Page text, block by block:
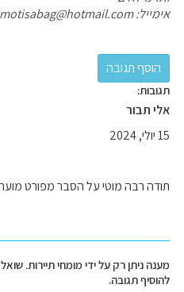
אימייל:motisabag@hotmail.com
תגובות:
אלי תבור
15 יולי, 2024
תודה רבה מוטי על הסבר מפורט
מענה ניתן רק על ידי מומחי תיירות.
להוסיף תגובה.